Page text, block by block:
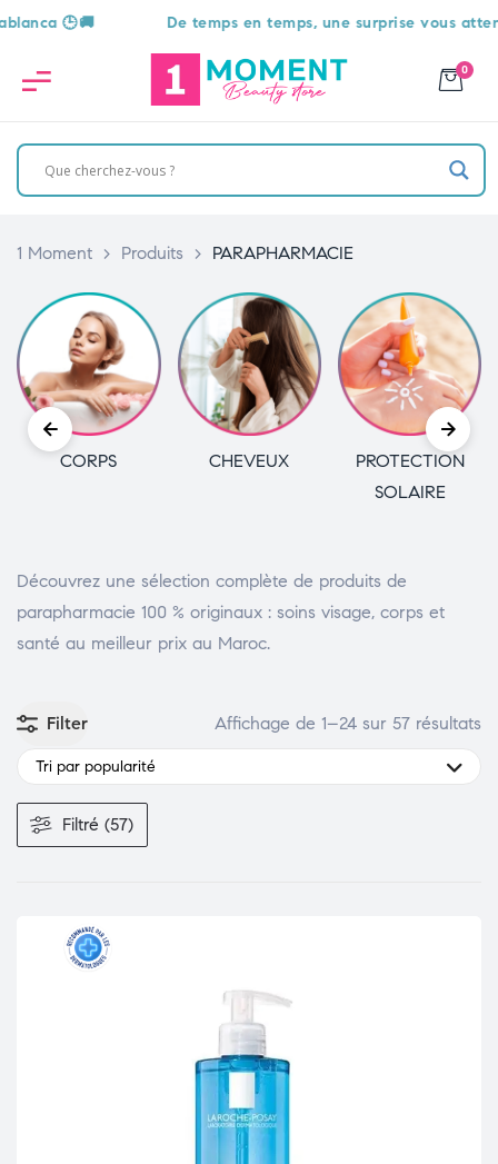
De temps en temps, une surprise vous attend 🎁
0
1 Moment > Produits > PARAPHARMACIE
CHEVEUX
PROTECTION
HYGIÈNE
BUCCO-
Découvrez une sélection complète de produits de
parapharmacie 100 % originaux : soins visage, corps et
santé au meilleur prix au Maroc.
Filter Affichage de 1–24 sur 57 résultats
Tri par popularité
Filtré (57)